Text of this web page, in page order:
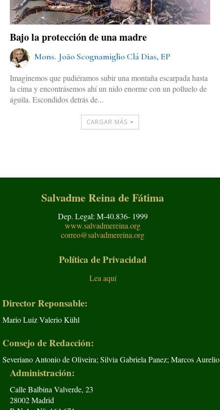
Bajo la protección de una madre
Mons. João Scognamiglio Clá Dias, EP
Imaginemos que pudiéramos subir una montaña escarpada hasta
la cima y encontrásemos ahí un nido enorme con un polluelo de
águila. Escondidos detrás de...
CARGAR MÁS
Salvadme Reina de Fátima
Dep. Legal: M-40.836- 1999
www.salvadmereina.org
correo@salvadmereina.org
Política de Privacidad
Lea aquí
Director Reponsable:
Mario Luiz Valerio Kühl
Consejo de Redacción:
Severiano Antonio de Oliveira; Silvia Gabriela Panez; Marcos
Administración:
Calle Balbina Valverde, 23
28002 Madrid